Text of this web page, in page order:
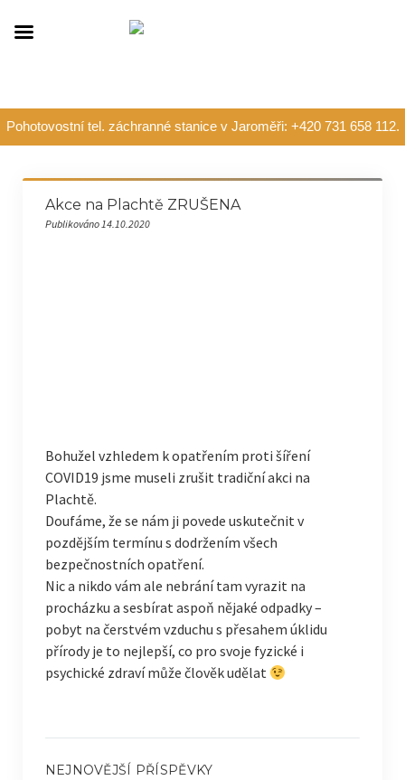
Pohotovostní tel. záchranné stanice v Jaroměři: +420 731 658 112.
Akce na Plachtě ZRUŠENA
Publikováno 14.10.2020
Bohužel vzhledem k opatřením proti šíření
COVID19 jsme museli zrušit tradiční akci na
Plachtě.
Doufáme, že se nám ji povede uskutečnit v
pozdějším termínu s dodržením všech
bezpečnostních opatření.
Nic a nikdo vám ale nebrání tam vyrazit na
procházku a sesbírat aspoň nějaké odpadky –
pobyt na čerstvém vzduchu s přesahem úklidu
přírody je to nejlepší, co pro svoje fyzické i
psychické zdraví může člověk udělat
NEJNOVĚJŠÍ PŘÍSPĚVKY